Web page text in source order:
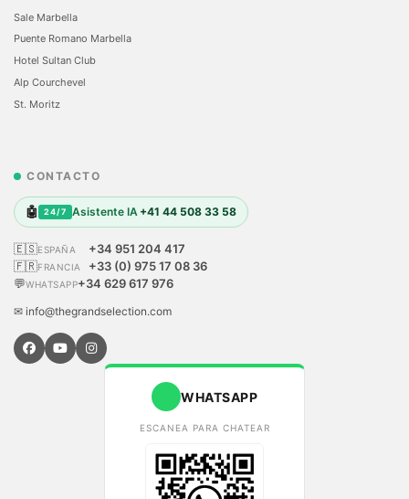
Sale Marbella
Puente Romano Marbella
Hotel Sultan Club
Alp Courchevel
St. Moritz
CONTACTO
🤖 24/7 Asistente IA +41 44 508 33 58
🇪🇸ESPAÑA
+34 951 204 417
🇫🇷FRANCIA
+33 (0) 975 17 08 36
💬WHATSAPP+34 629 617 976
✉ info@thegrandselection.com
WHATSAPP
ESCANEA PARA CHATEAR